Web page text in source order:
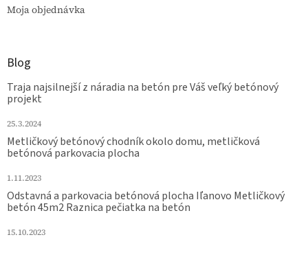
Moja objednávka
Blog
Traja najsilnejší z náradia na betón pre Váš veľký betónový
projekt
25.3.2024
Metličkový betónový chodník okolo domu, metličková
betónová parkovacia plocha
1.11.2023
Odstavná a parkovacia betónová plocha Iľanovo Metličkový
betón 45m2 Raznica pečiatka na betón
15.10.2023